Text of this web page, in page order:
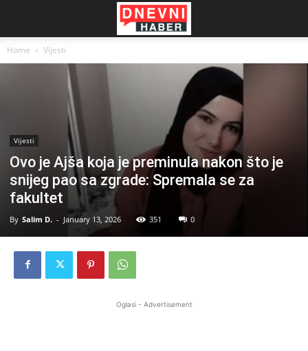
Home Vijesti
Vijesti
Ovo je Ajša koja je preminula nakon što je
snijeg pao sa zgrade: Spremala se za
fakultet
By Salim D. - January 13, 2026 351 0
Oglasi - Advertisement